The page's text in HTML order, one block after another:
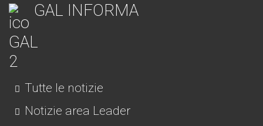
GAL INFORMA
Tutte le notizie
Notizie area Leader